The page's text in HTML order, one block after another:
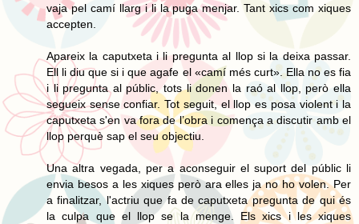
vaja pel camí llarg i li la puga menjar. Tant xics com xiques
accepten.
Apareix la caputxeta i li pregunta al llop si la deixa passar.
Ell li diu que si i que agafe el «camí més curt». Ella no es fia
i li pregunta al públic, tots li donen la raó al llop, però ella
segueix sense confiar. Tot seguit, el llop es posa violent i la
caputxeta s'en va fora de l’obra i comença a discutir amb el
llop perquè sap el seu objectiu.
Una altra vegada, per a aconseguir el suport del públic li
envia besos a les xiques però ara elles ja no ho volen. Per
a finalitzar, l'actriu que fa de caputxeta pregunta de qui és
la culpa que el llop se la menge. Els xics i les xiques